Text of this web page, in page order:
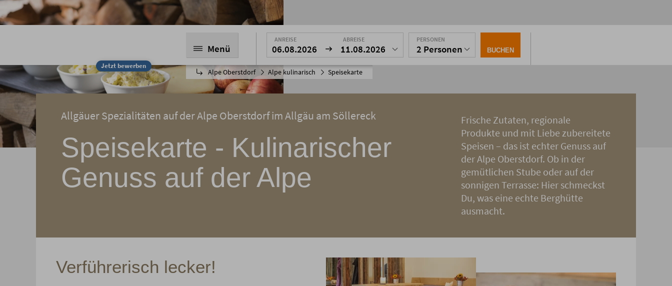
Jetzt bewerben
Menü
Alpe Oberstdorf Alpe kulinarisch Speisekarte
ANREISE
06.08.2026
ABREISE
11.08.2026
PERSONEN
2 Personen BUCHEN
Allgäuer Spezialitäten auf der Alpe Oberstdorf im Allgäu am Söllereck
Speisekarte - Kulinarischer
Genuss auf der Alpe
Frische Zutaten, regionale
Produkte und mit Liebe zubereitete
Speisen – das ist echter Genuss auf
der Alpe Oberstdorf. Ob in der
gemütlichen Stube oder auf der
sonnigen Terrasse: Hier schmeckst
Du, was eine echte Berghütte
ausmacht.
Verführerisch lecker!